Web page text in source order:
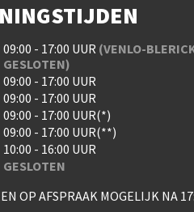
09:00 - 17:00 UUR (VENLO-
GESLOTEN)
09:00 - 17:00 UUR
09:00 - 17:00 UUR
09:00 - 17:00 UUR(*)
09:00 - 17:00 UUR(**)
10:00 - 16:00 UUR
GESLOTEN
OP AFSPRAAK MOGELIJK NA